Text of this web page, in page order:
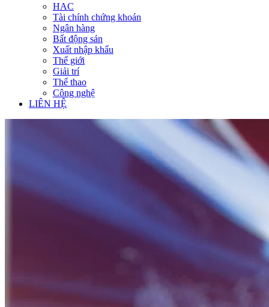
HAC
Tài chính chứng khoán
Ngân hàng
Bất động sản
Xuất nhập khẩu
Thế giới
Giải trí
Thể thao
Công nghệ
LIÊN HỆ